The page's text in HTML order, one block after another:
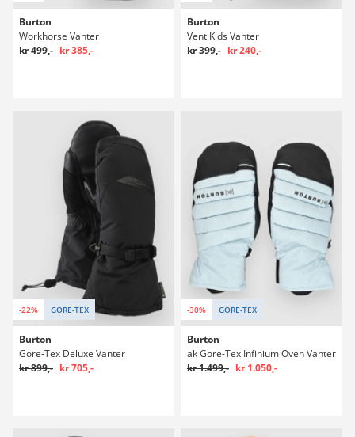
Burton
Workhorse Vanter
kr 499,- kr 385,-
Burton
Vent Kids Vanter
kr 399,- kr 240,-
-22% GORE-TEX
Burton
Gore-Tex Deluxe Vanter
kr 899,- kr 705,-
-30% GORE-TEX
Burton
ak Gore-Tex Infinium Oven Vanter
kr 1.499,- kr 1.050,-